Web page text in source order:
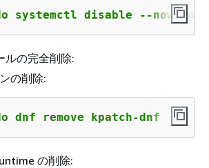
systemctl disable --now
ルの完全削除:
の削除:
dnf remove kpatch-dnf
の削除: